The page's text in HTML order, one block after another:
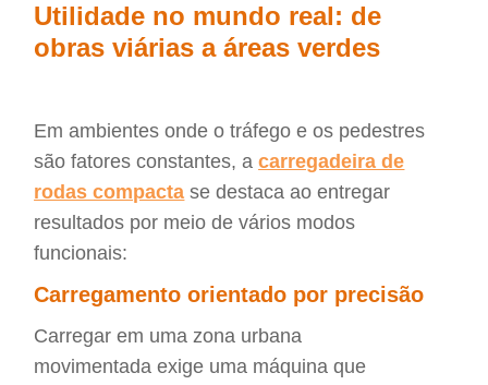
Utilidade no mundo real: de
obras viárias a áreas verdes
Em ambientes onde o tráfego e os pedestres
são fatores constantes, acarregadeira de
rodas compacta se destaca ao entregar
resultados por meio de vários modos
funcionais:
Carregamento orientado por precisão
Carregar em uma zona urbana
movimentada exige uma máquina que